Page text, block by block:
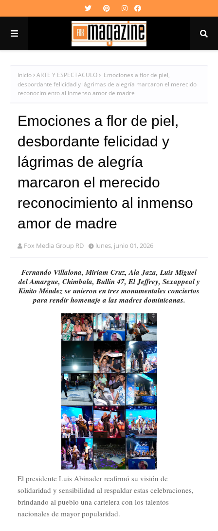
Inicio ARTE Y ESPECTACULO
Emociones a flor de piel,
desbordante felicidad y lágrimas de alegría marcaron el merecido
reconocimiento al inmenso amor de madre
Emociones a flor de piel,
desbordante felicidad y
lágrimas de alegría
marcaron el merecido
reconocimiento al inmenso
amor de madre
Fox Media Group RD lunes, junio 01, 2026
Fernando Villalona, Miriam Cruz, Ala Jaza, Luis Miguel
del Amargue, Chimbala, Bullin 47, El Jeffrey, Sexappeal y
Kinito Méndez se unieron en tres monumentales conciertos
para rendir homenaje a las madres dominicanas.
El presidente Luis Abinader reafirmó su visión de
solidaridad y sensibilidad al respaldar estas celebraciones,
brindando al pueblo una cartelera con los talentos
nacionales de mayor popularidad.